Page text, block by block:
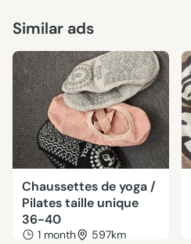
Similar ads
Chaussettes de yoga /
Pilates taille unique
36-40
1 month 597km